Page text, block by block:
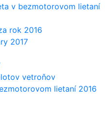
v bezmotorovom lietaní
rok 2016
2017
vetroňov
lietaní 2016